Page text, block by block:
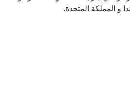
و المملكة المتحدة.